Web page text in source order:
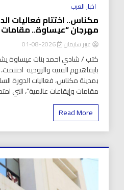
اخبار العرب
مكناس.. اختتام فعاليات
مهرجان “عيساوة.. مقامات
عبير سليمان 2026-08-01
كتب / شادي احمد بنات عيساوة
بايقاهتهم الفنية والروحية
بمدينة مكناس، فعاليات الدورة
مقامات وإيقاعات عالمية”، التي
Read More